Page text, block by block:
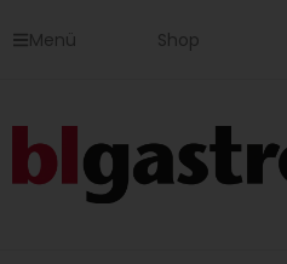
InhaltMenü Shop